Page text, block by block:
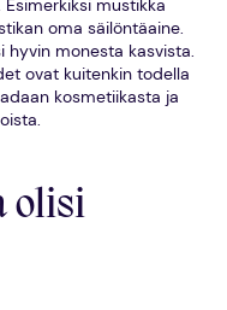
mustikka
oma säilöntäaine.
hyvin monesta kasvista.
ovat kuitenkin todella
kosmetiikasta ja
olisi